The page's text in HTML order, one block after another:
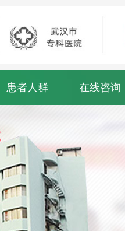
患者人群 在线咨询